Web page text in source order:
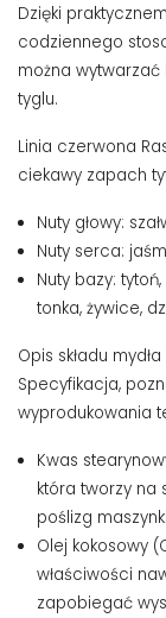
Dzięki
codziennego
można
tyglu.
Linia czerwona
ciekawy zapach
Nuty głowy:
Nuty serca:
Nuty bazy:
tonka, żywice,
Opis składu
Specyfikacja,
wyprodukowania
Kwas
która tworzy na
poślizg
Olej kokosowy
właściwości
zapobiegać